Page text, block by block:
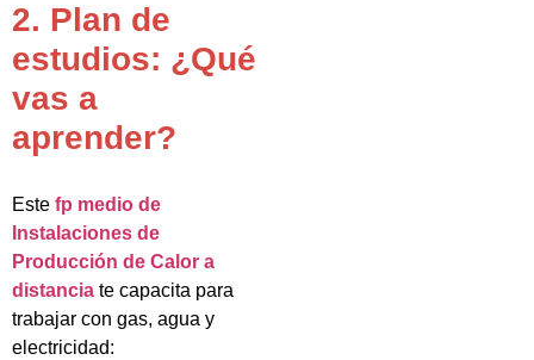
2. Plan de
estudios: ¿Qué
vas a
aprender?
Este fp medio de
Instalaciones de
Producción de Calor a
distancia te capacita para
trabajar con gas, agua y
electricidad: